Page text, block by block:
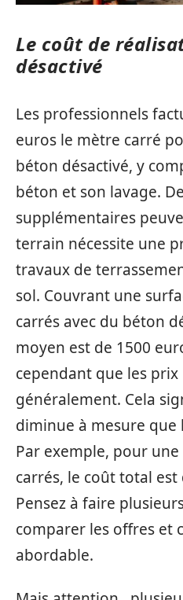
Le coût de
désactivé
Les professionnels
euros le mètre carré
béton désactivé, y
béton et son lavage.
supplémentaires
terrain nécessite une
travaux de
sol. Couvrant une
carrés avec du béton
moyen est de 1500
cependant que les prix
généralement. Cela
diminue à mesure que
Par exemple, pour
carrés, le coût total est
Pensez à faire
comparer les offres et
abordable.